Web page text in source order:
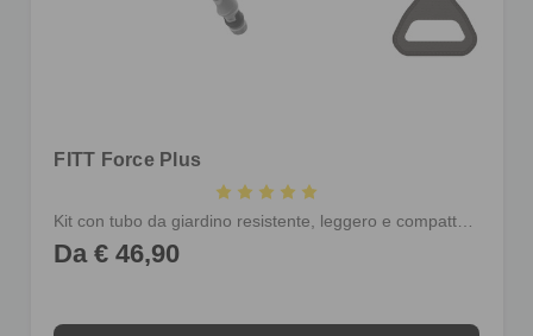
FITT Force Plus
Da € 46,90